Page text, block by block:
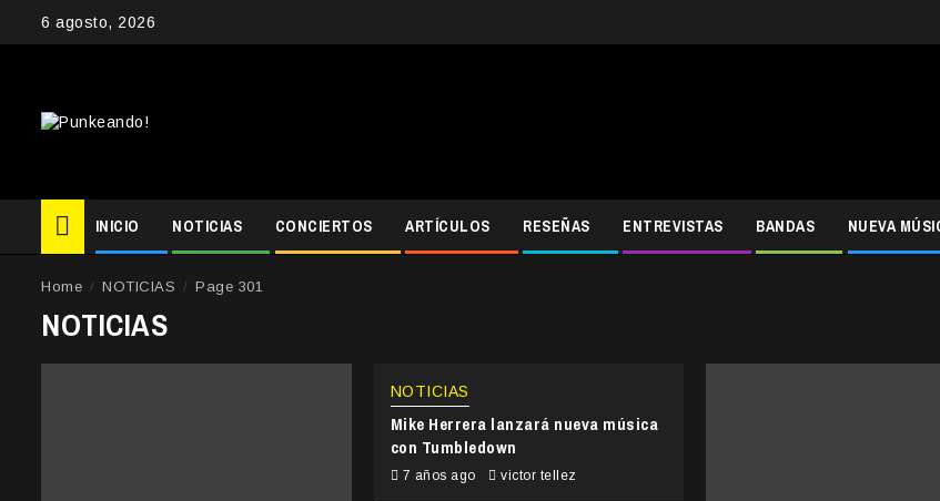
6 agosto, 2026
INICIO NOTICIAS CONCIERTOS ARTÍCULOS RESEÑAS ENTREVISTAS BANDAS NUEVA
Home NOTICIAS Page 301
NOTICIAS
NOTICIAS
Mike Herrera lanzará nueva música
con Tumbledown
7 años ago victor tellez